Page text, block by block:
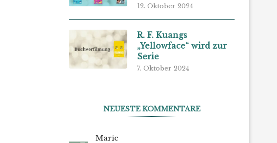
12. Oktober 2024
R. F. Kuangs
„Yellowface“ wird zur
Serie
7. Oktober 2024
NEUESTE KOMMENTARE
Marie